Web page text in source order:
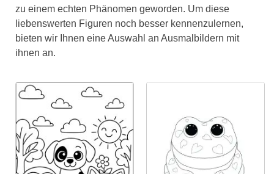
zu einem echten Phänomen geworden. Um diese
liebenswerten Figuren noch besser kennenzulernen,
bieten wir Ihnen eine Auswahl an Ausmalbildern mit
ihnen an.